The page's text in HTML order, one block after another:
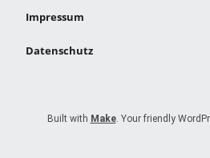
Impressum
Datenschutz
Built with Make. Your friendly